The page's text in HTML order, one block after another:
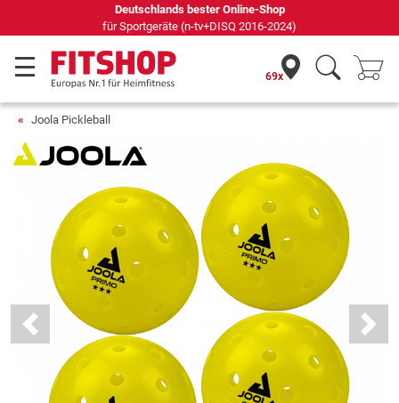
Deutschlands bester Online-Shop
für Sportgeräte (n-tv+DISQ 2016-2024)
69x
Joola Pickleball
Previous Next